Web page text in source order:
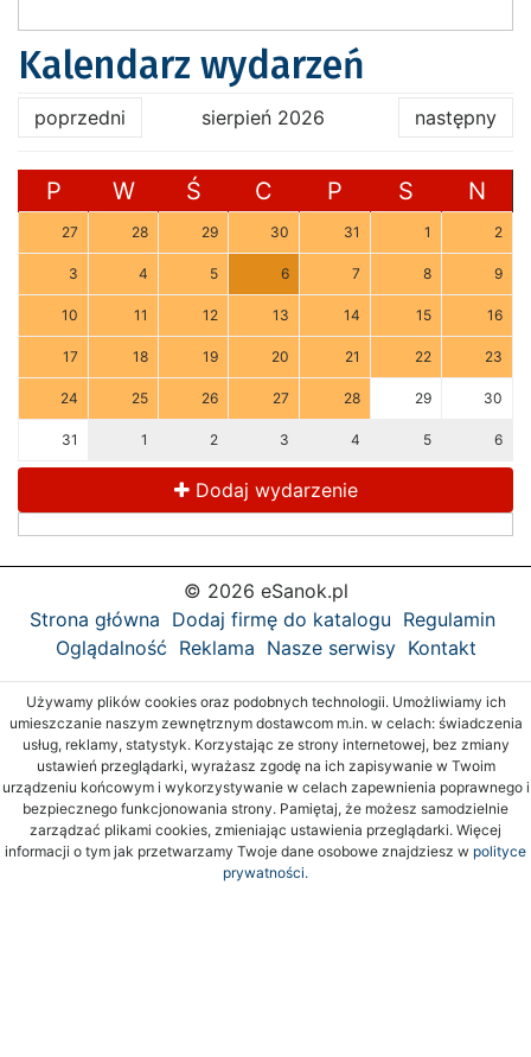
Kalendarz wydarzeń
poprzedni sierpień 2026 następny
P W Ś C P S N
27 28 29 30 31 1 2
3 4 5 6 7 8 9
10 11 12 13 14 15 16
17 18 19 20 21 22 23
24 25 26 27 28 29 30
31 1 2 3 4 5 6
Dodaj wydarzenie
© 2026 eSanok.pl
Strona główna Dodaj firmę do katalogu Regulamin
Oglądalność Reklama Nasze serwisy Kontakt
Używamy plików cookies oraz podobnych technologii. Umożliwiamy ich
umieszczanie naszym zewnętrznym dostawcom m.in. w celach: świadczenia
usług, reklamy, statystyk. Korzystając ze strony internetowej, bez zmiany
ustawień przeglądarki, wyrażasz zgodę na ich zapisywanie w Twoim
urządzeniu końcowym i wykorzystywanie w celach zapewnienia poprawnego i
bezpiecznego funkcjonowania strony. Pamiętaj, że możesz samodzielnie
zarządzać plikami cookies, zmieniając ustawienia przeglądarki. Więcej
informacji o tym jak przetwarzamy Twoje dane osobowe znajdziesz w polityce
prywatności.